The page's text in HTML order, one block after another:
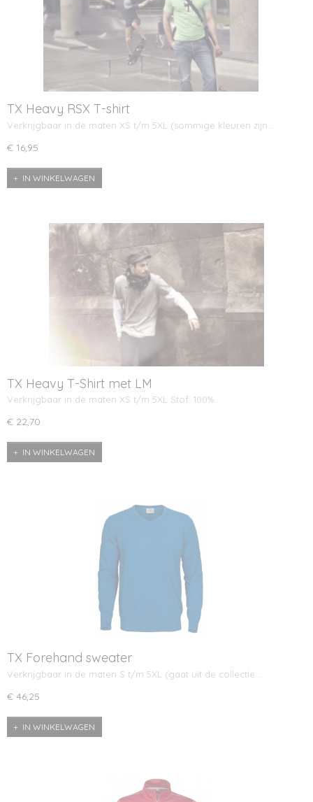
TX Heavy RSX T-shirt
Verkrijgbaar in de maten XS t/m 5XL (sommige kleuren zijn…
€ 16,95
IN WINKELWAGEN
TX Heavy T-Shirt met LM
Verkrijgbaar in de maten XS t/m 5XL Stof: 100%…
€ 22,70
IN WINKELWAGEN
TX Forehand sweater
Verkrijgbaar in de maten S t/m 5XL (gaat uit de collectie…
€ 46,25
IN WINKELWAGEN